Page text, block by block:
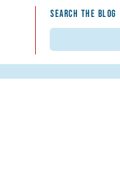
SEARCH THE BLOG
Search form